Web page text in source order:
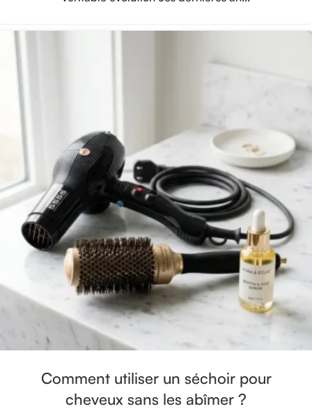
Comment utiliser un séchoir pour
cheveux sans les abîmer ?